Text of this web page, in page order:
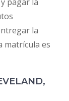
la
matrícula es